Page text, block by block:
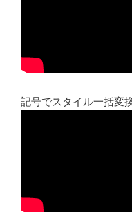
記号でスタイル一括変